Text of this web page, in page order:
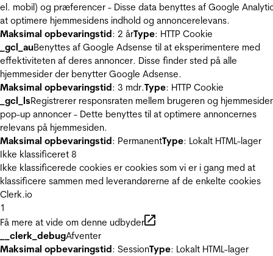
el. mobil) og præferencer - Disse data benyttes af Google
at optimere hjemmesidens indhold og annoncerelevans.
Maksimal opbevaringstid: 2 årType: HTTP Cookie
_gcl_auBenyttes af Google Adsense til at eksperimentere med
effektiviteten af deres annoncer. Disse finder sted på alle
hjemmesider der benytter Google Adsense.
Maksimal opbevaringstid: 3 mdr.Type: HTTP Cookie
_gcl_lsRegistrerer responsraten mellem brugeren og
pop-up annoncer - Dette benyttes til at optimere annoncernes
relevans på hjemmesiden.
Maksimal opbevaringstid: PermanentType: Lokalt HTML-lager
Ikke klassificeret 8
Ikke klassificerede cookies er cookies som vi er i gang med at
klassificere sammen med leverandørerne af de enkelte cookies
Clerk.io
1
Få mere at vide om denne udbyder
__clerk_debugAfventer
Maksimal opbevaringstid: SessionType: Lokalt HTML-lager